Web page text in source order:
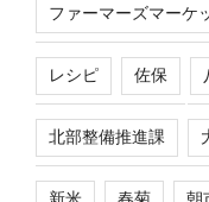
ファーマーズマーケ
レシピ 佐保
北部整備推進課
新米 春菊 朝